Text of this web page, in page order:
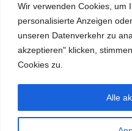
Wir verwenden Cookies, um
personalisierte Anzeigen
unseren Datenverkehr zu
akzeptieren" klicken,
Cookies zu.
Alle